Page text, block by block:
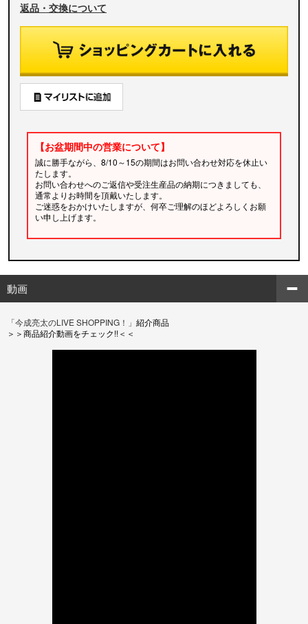
返品・交換について
【お盆期間中の営業について】
誠に勝手ながら、8/10～15の期間はお問い合わせ対応を休止い
たします。
お問い合わせへのご返信や受注生産品の納期につきましても、
通常よりお時間を頂戴いたします。
ご迷惑をおかけいたしますが、何卒ご理解のほどよろしくお願
い申し上げます。
動画
「今成亮太のLIVE SHOPPING！」 紹介商品
＞＞商品紹介動画をチェック!!＜＜